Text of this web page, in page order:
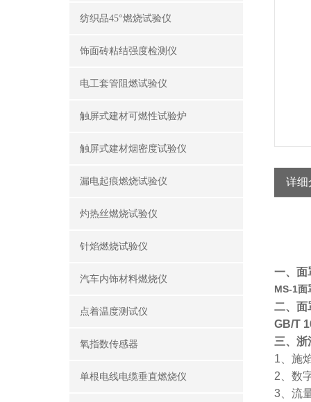
纺织品45°燃烧试验仪
饰面砖粘结强度检测仪
电工套管阻燃试验仪
触屏式建材可燃性试验炉
触屏式建材烟密度试验仪
漏电起痕燃烧试验仪
灼热丝燃烧试验仪
针焰燃烧试验仪
汽车内饰材料燃烧仪
点着温度测试仪
氧指数传感器
单根电线电缆垂直燃烧仪
详细
一、面
MS-1面
二、面
GB/T
三、浙
1、施
2、数
3、流